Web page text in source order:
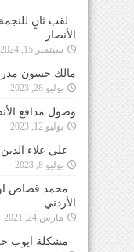
لقب ثانٍ
الأنصار
سبتمبر 15, 2024
مالك حسون
يوليو 28, 2023
وصول مدافع
يوليو 12, 2023
علي علاء الدين
يوليو 8, 2023
محمد قصاص
الأردني
مارس 24, 2021
مشكلة ايوب